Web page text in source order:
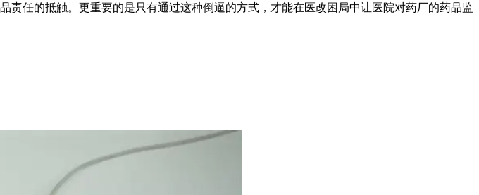
任的抵触。更重要的是只有通过这种倒逼的方式，才能在医改困局中让医院对药厂的药品监